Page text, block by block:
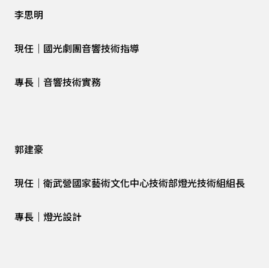
李思明
現任｜國光劇團音響技術指導
專長｜音響技術實務
郭建豪
現任｜衛武營國家藝術文化中心技術部燈光技術組組長
專長｜燈光設計